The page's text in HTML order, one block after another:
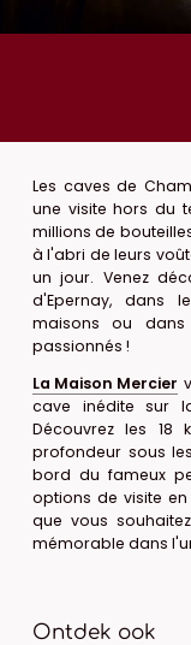
Les caves de
une visite hors du
millions de
à l'abri de leurs
un jour. Venez
d'Epernay, dans
maisons ou dans
passionnés !
La Maison Mercier
cave inédite sur
Découvrez les
profondeur sous
bord du fameux
options de visite
que vous
mémorable dans
Ontdek ook